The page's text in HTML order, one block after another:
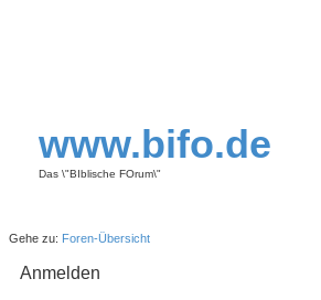
www.bifo.de
Das \"BIblische FOrum\"
Gehe zu: Foren-Übersicht
Anmelden